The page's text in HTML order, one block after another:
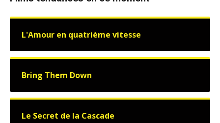
L'Amour en quatrième vitesse
Bring Them Down
Le Secret de la Cascade